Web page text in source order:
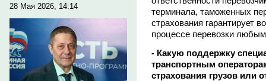
28 Мая 2026, 14:14
терминала, таможенных
страхования гарантирует
процессе перевозки
- Какую поддержку
транспортным
страхования грузов или